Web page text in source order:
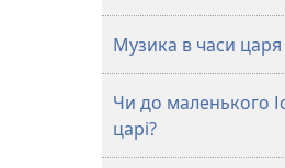
Музика в часи
Чи до маленького
царі?